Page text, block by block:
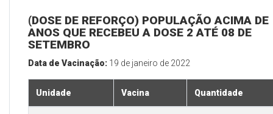
(DOSE DE REFORÇO) POPULAÇÃO ACIMA DE
ANOS QUE RECEBEU A DOSE 2 ATÉ 08 DE
SETEMBRO
Data de Vacinação: 19 de janeiro de 2022
Unidade Vacina Quantidade